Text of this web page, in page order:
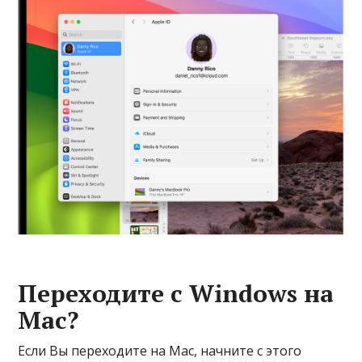
Переходите с Windows на
Mac?
Если Вы переходите на Mac, начните с этого